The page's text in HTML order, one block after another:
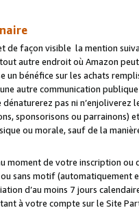
de façon visible la mention
autre endroit où Amazon
un bénéfice sur les achats
autre communication
pas ni
sponsorisons ou parrainons)
ou morale, sauf de la
moment de votre inscription
sans motif (automatiquement
d’au moins 7 jours
à votre compte sur le Site